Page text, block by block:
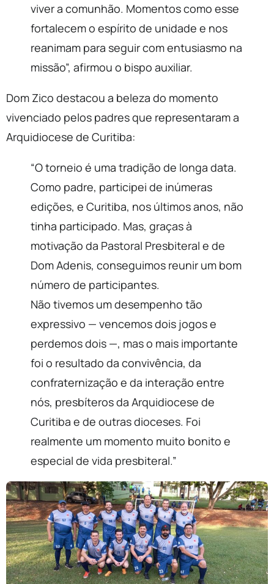
viver a comunhão. Momentos como esse
fortalecem o espírito de unidade e nos
reanimam para seguir com entusiasmo na
missão”, afirmou o bispo auxiliar.
Dom Zico destacou a beleza do momento
vivenciado pelos padres que representaram a
Arquidiocese de Curitiba:
“O torneio é uma tradição de longa data.
Como padre, participei de inúmeras
edições, e Curitiba, nos últimos anos, não
tinha participado. Mas, graças à
motivação da Pastoral Presbiteral e de
Dom Adenis, conseguimos reunir um bom
número de participantes.
Não tivemos um desempenho tão
expressivo — vencemos dois jogos e
perdemos dois —, mas o mais importante
foi o resultado da convivência, da
confraternização e da interação entre
nós, presbíteros da Arquidiocese de
Curitiba e de outras dioceses. Foi
realmente um momento muito bonito e
especial de vida presbiteral.”